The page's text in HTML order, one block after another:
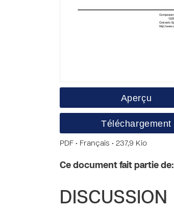
Aperçu
Téléchargement
PDF • Français • 237,9 Kio
Ce document fait partie de:
DISCUSSION